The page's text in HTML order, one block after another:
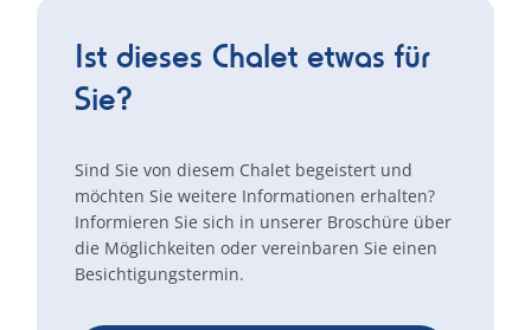
Ist dieses Chalet etwas für
Sie?
Sind Sie von diesem Chalet begeistert und
möchten Sie weitere Informationen erhalten?
Informieren Sie sich in unserer Broschüre über
die Möglichkeiten oder vereinbaren Sie einen
Besichtigungstermin.